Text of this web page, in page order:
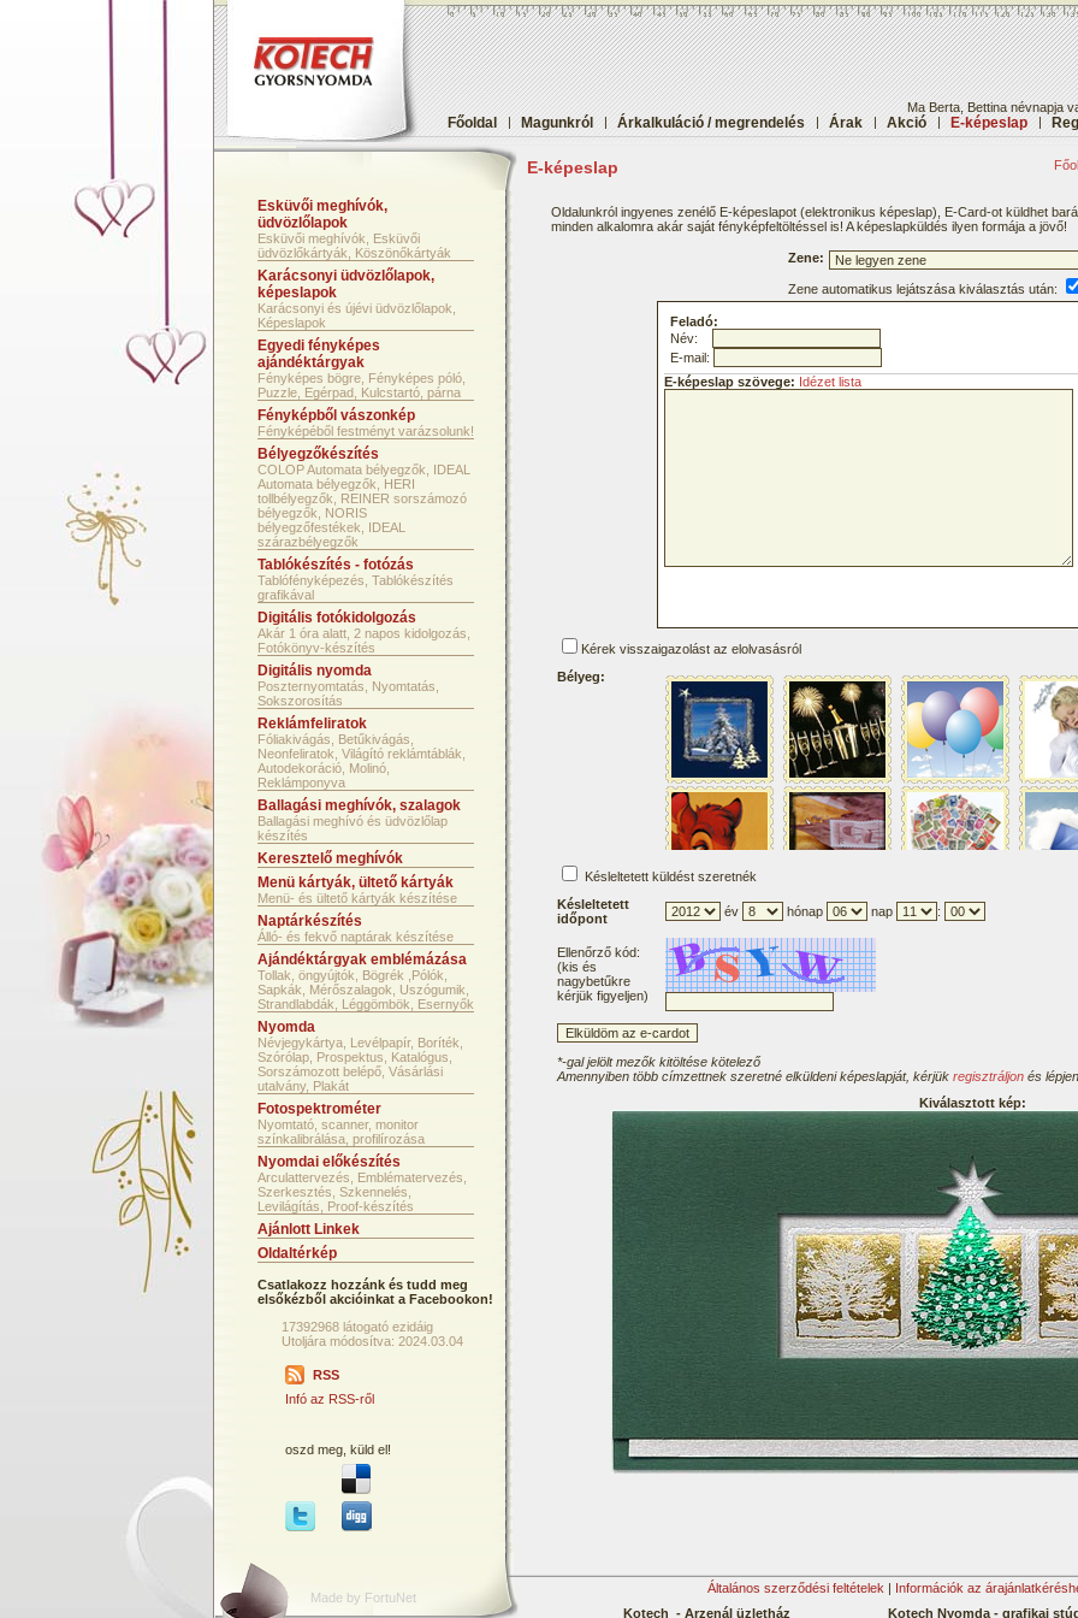
Ma Berta, Bettina névnapja
Főoldal | Magunkról | Árkalkuláció / megrendelés | Árak | Akció | E-képeslap |
E-képeslap
Esküvői meghívók,
üdvözlőlapok
Esküvői meghívók, Esküvői
üdvözlőkártyák, Köszönőkártyák
Karácsonyi üdvözlőlapok,
képeslapok
Karácsonyi és újévi üdvözlőlapok,
Képeslapok
Egyedi fényképes
ajándéktárgyak
Fényképes bögre, Fényképes póló,
Puzzle, Egérpad, Kulcstartó, párna
Fényképből vászonkép
Fényképéből festményt varázsolunk!
Bélyegzőkészítés
COLOP Automata bélyegzők, IDEAL
Automata bélyegzők, HERI
tollbélyegzők, REINER sorszámozó
bélyegzők, NORIS
bélyegzőfestékek, IDEAL
szárazbélyegzők
Tablókészítés - fotózás
Tablófényképezés, Tablókészítés
grafikával
Digitális fotókidolgozás
Akár 1 óra alatt, 2 napos kidolgozás,
Fotókönyv-készítés
Digitális nyomda
Poszternyomtatás, Nyomtatás,
Sokszorosítás
Reklámfeliratok
Fóliakivágás, Betűkivágás,
Neonfeliratok, Világító reklámtáblák,
Autodekoráció, Molinó,
Reklámponyva
Ballagási meghívók, szalagok
Ballagási meghívó és üdvözlőlap
készítés
Keresztelő meghívók
Menü kártyák, ültető kártyák
Menü- és ültető kártyák készítése
Naptárkészítés
Álló- és fekvő naptárak készítése
Ajándéktárgyak emblémázása
Tollak, öngyújtók, Bögrék ,Pólók,
Sapkák, Mérőszalagok, Uszógumik,
Strandlabdák, Léggömbök, Esernyők
Nyomda
Névjegykártya, Levélpapír, Boríték,
Szórólap, Prospektus, Katalógus,
Sorszámozott belépő, Vásárlási
utalvány, Plakát
Fotospektrométer
Nyomtató, scanner, monitor
színkalibrálása, profilírozása
Nyomdai előkészítés
Arculattervezés, Emblématervezés,
Szerkesztés, Szkennelés,
Levilágítás, Proof-készítés
Ajánlott Linkek
Oldaltérkép
Csatlakozz hozzánk és tudd meg
elsőkézből akcióinkat a Facebookon!
17392968 látogató ezidáig
Utoljára módosítva: 2024.03.04
RSS
Infó az RSS-ről
oszd meg, küld el!
Oldalunkról ingyenes zenélő E-képeslapot (elektronikus képeslap), E-Card-ot küldhet
minden alkalomra akár saját fényképfeltöltéssel is! A képeslapküldés ilyen formája a jövő!
Zene:
Zene automatikus lejátszása kiválasztás után:
Feladó:
Név:
E-mail:
E-képeslap szövege: Idézet lista
Kérek visszaigazolást az elolvasásról
Bélyeg:
Késleltetett küldést szeretnék
Késleltetett
időpont
év hónap nap :
Ellenőrző kód:
(kis és
nagybetűkre
kérjük figyeljen)
*-gal jelölt mezők kitöltése kötelező
Amennyiben több címzettnek szeretné elküldeni képeslapját, kérjük regisztráljon és
Kiválasztott kép:
Made by FortuNet
Általános szerződési feltételek | Információk az
Kotech - Arzenál üzletház
Kotech Nyomda - grafikai